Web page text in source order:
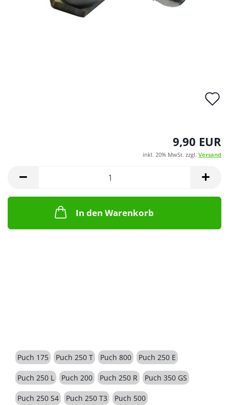
9,90 EUR
inkl. 20% MwSt. zzgl. Versand
In den Warenkorb
Puch 175 Puch 250 T Puch 800 Puch 250 E
Puch 250 L Puch 200 Puch 250 R Puch 350 GS
Puch 250 S4 Puch 250 T3 Puch 500